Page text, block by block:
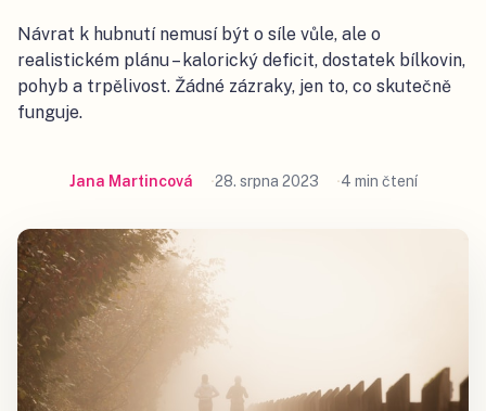
Návrat k hubnutí nemusí být o síle vůle, ale o
realistickém plánu – kalorický deficit, dostatek bílkovin,
pohyb a trpělivost. Žádné zázraky, jen to, co skutečně
funguje.
Jana Martincová 28. srpna 2023 4 min čtení